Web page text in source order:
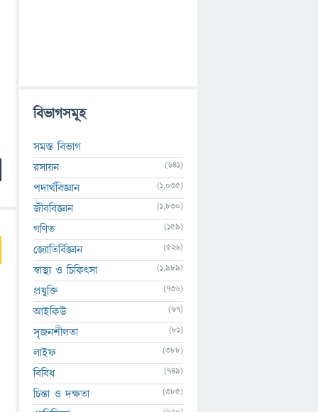
বিভাগসমূহ
সমস্ত বিভাগ
রসায়ন
(641)
পদার্থবিজ্ঞান (1,035)
জীববিজ্ঞান (1,830)
গণিত (159)
জ্যোতির্বিজ্ঞান (526)
স্বাস্থ্য ও চিকিৎসা (1,989)
প্রযুক্তি (736)
আইকিউ (67)
সৃজনশীলতা (81)
লাইফ (388)
বিবিধ (749)
চিন্তা ও দক্ষতা (385)